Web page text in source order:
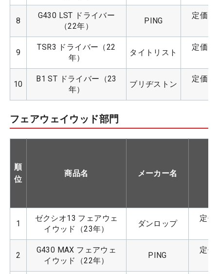
8
G430 LST ドライバー
（22年）
PING
定価
9
TSR3 ドライバー（22
年）
タイトリスト
定価
10
B1 ST ドライバー（23
年）
ブリヂストン
定価
フェアウェイウッド部門
順
位
商品名 メーカー名
1
ゼクシオ13 フェアウェ
イウッド（23年）
ダンロップ
定価
2
G430 MAX フェアウェ
イウッド（22年）
PING
定価